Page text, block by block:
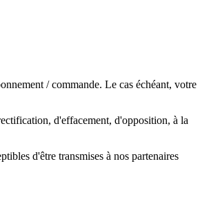
/ commande. Le cas échéant, votre
d'effacement, d'opposition, à la
d'être transmises à nos partenaires